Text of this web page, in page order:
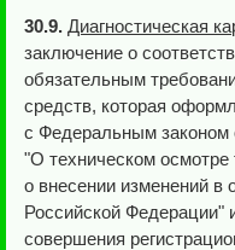
30.9. Диагностическая
заключение о
обязательным
средств, которая
с Федеральным законом
"О техническом осмотре
о внесении изменений в
Российской Федерации"
совершения